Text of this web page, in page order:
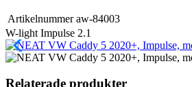
Artikelnummer aw-84003
W-light Impulse 2.1
Relaterade produkter